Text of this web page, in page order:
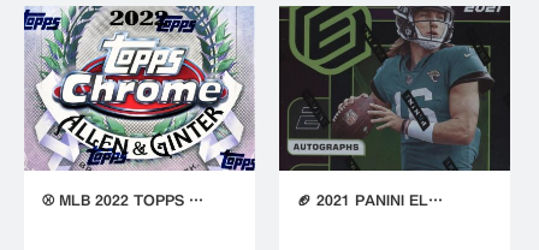
⚾ MLB 2022 TOPPS … 🏈 2021 PANINI EL…